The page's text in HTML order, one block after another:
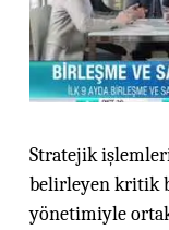
Stratejik
belirleyen kritik
yönetimiyle